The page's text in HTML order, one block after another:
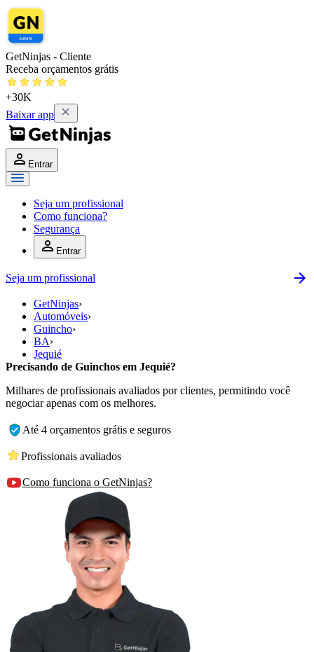
GetNinjas - Cliente
Receba orçamentos grátis
+30K
Baixar app
Entrar
Seja um profissional
Como funciona?
Segurança
Entrar
Seja um profissional
GetNinjas›
Automóveis›
Guincho›
BA›
Jequié
Precisando de Guinchos em Jequié?
Milhares de profissionais avaliados por clientes, permitindo você
negociar apenas com os melhores.
Até 4 orçamentos grátis e seguros
Profissionais avaliados
Como funciona o GetNinjas?